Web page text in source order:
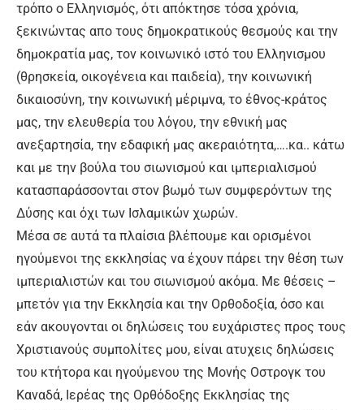
τρόπο ο Ελληνισμός, ότι απόκτησε τόσα χρόνια,
ξεκινώντας απο τους δημοκρατικούς θεσμούς και την
δημοκρατία μας, τον κοινωνικό ιστό του Ελληνισμου
(θρησκεία, οικογένεια και παιδεία), την κοινωνική
δικαιοσύνη, την κοινωνική μέριμνα, το έθνος-κράτος
μας, την ελευθερία του λόγου, την εθνική μας
ανεξαρτησία, την εδαφική μας ακεραιότητα,….κα.. κάτω
και με την βούλα του σιωνισμού και ιμπεριαλισμού
κατασπαράσσονται στον βωμό των συμφερόντων της
Δύσης και όχι των Ισλαμικών χωρών.
Μέσα σε αυτά τα πλαίσια βλέπουμε και ορισμένοι
ηγούμενοι της εκκλησίας να έχουν πάρει την θέση των
ιμπεριαλιστών και του σιωνισμού ακόμα. Με θέσεις –
μπετόν για την Εκκλησία και την Ορθοδοξία, όσο και
εάν ακουγονται οι δηλώσεις του ευχάριστες προς τους
Χριστιανούς συμπολίτες μου, είναι ατυχεις δηλώσεις
του κτήτορα και ηγούμενου της Μονής Οστρογκ του
Καναδά, Ιερέας της Ορθόδοξης Εκκλησίας της